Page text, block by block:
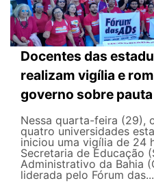
Docentes das
realizam vigília e
governo sobre
Nessa quarta-feira (29),
quatro universidades
iniciou uma vigília de 24
Secretaria de Educação
Administrativo da Bahia
liderada pelo Fórum das...